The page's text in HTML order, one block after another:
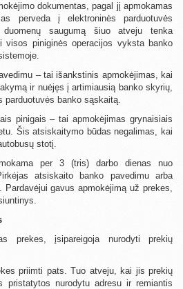
dokumentas, pagal jį apmokamas
perveda į elektroninės parduotuvės
saugumą šiuo atveju tenka
visos piniginės operacijos vyksta banko
– tai išankstinis apmokėjimas, kai
ir nuėjęs į artimiausią banko skyrių,
parduotuvės banko sąskaitą.
pinigais – tai apmokėjimas grynaisiais
Šis atsiskaitymo būdas negalimas, kai
stotį.
per 3 (tris) darbo dienas nuo
atsiskaito banko pavedimu arba
Pardavėjui gavus apmokėjimą už prekes,
prekes, įsipareigoja nurodyti prekių
priimti pats. Tuo atveju, kai jis prekių
pristatytos nurodytu adresu ir remiantis